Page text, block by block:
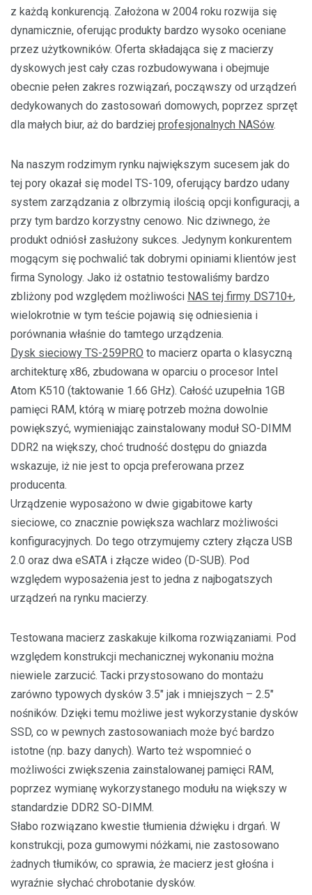
z każdą konkurencją. Założona w 2004 roku rozwija się
dynamicznie, oferując produkty bardzo wysoko oceniane
przez użytkowników. Oferta składająca się z macierzy
dyskowych jest cały czas rozbudowywana i obejmuje
obecnie pełen zakres rozwiązań, począwszy od urządzeń
dedykowanych do zastosowań domowych, poprzez sprzęt
dla małych biur, aż do bardziej profesjonalnych NASów.
Na naszym rodzimym rynku największym sucesem jak do
tej pory okazał się model TS-109, oferujący bardzo udany
system zarządzania z olbrzymią ilością opcji konfiguracji, a
przy tym bardzo korzystny cenowo. Nic dziwnego, że
produkt odniósł zasłużony sukces. Jedynym konkurentem
mogącym się pochwalić tak dobrymi opiniami klientów jest
firma Synology. Jako iż ostatnio testowaliśmy bardzo
zbliżony pod względem możliwości NAS tej firmy DS710+,
wielokrotnie w tym teście pojawią się odniesienia i
porównania właśnie do tamtego urządzenia.
Dysk sieciowy TS-259PRO to macierz oparta o klasyczną
architekturę x86, zbudowana w oparciu o procesor Intel
Atom K510 (taktowanie 1.66 GHz). Całość uzupełnia 1GB
pamięci RAM, którą w miarę potrzeb można dowolnie
powiększyć, wymieniając zainstalowany moduł SO-DIMM
DDR2 na większy, choć trudność dostępu do gniazda
wskazuje, iż nie jest to opcja preferowana przez
producenta.
Urządzenie wyposażono w dwie gigabitowe karty
sieciowe, co znacznie powiększa wachlarz możliwości
konfiguracyjnych. Do tego otrzymujemy cztery złącza USB
2.0 oraz dwa eSATA i złącze wideo (D-SUB). Pod
względem wyposażenia jest to jedna z najbogatszych
urządzeń na rynku macierzy.
Testowana macierz zaskakuje kilkoma rozwiązaniami. Pod
względem konstrukcji mechanicznej wykonaniu można
niewiele zarzucić. Tacki przystosowano do montażu
zarówno typowych dysków 3.5″ jak i mniejszych – 2.5″
nośników. Dzięki temu możliwe jest wykorzystanie dysków
SSD, co w pewnych zastosowaniach może być bardzo
istotne (np. bazy danych). Warto też wspomnieć o
możliwości zwiększenia zainstalowanej pamięci RAM,
poprzez wymianę wykorzystanego modułu na większy w
standardzie DDR2 SO-DIMM.
Słabo rozwiązano kwestie tłumienia dźwięku i drgań. W
konstrukcji, poza gumowymi nóżkami, nie zastosowano
żadnych tłumików, co sprawia, że macierz jest głośna i
wyraźnie słychać chrobotanie dysków.